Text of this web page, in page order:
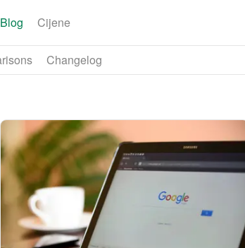
Blog Cijene
Changelog